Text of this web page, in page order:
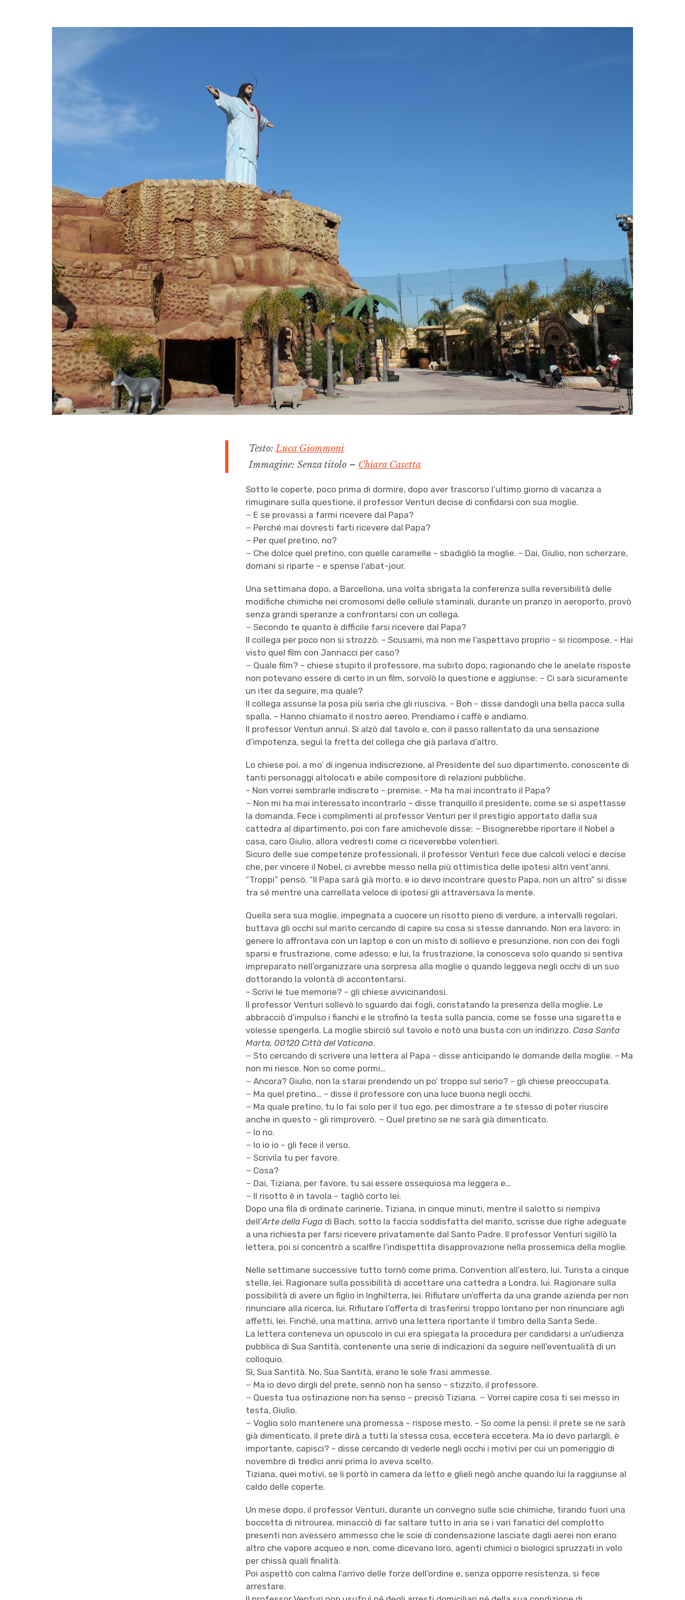
Testo:Luca Giommoni
Immagine: Senza titolo – Chiara Casetta
Sotto le coperte, poco prima di dormire, dopo aver trascorso l’ultimo giorno di vacanza a
rimuginare sulla questione, il professor Venturi decise di confidarsi con sua moglie.
− E se provassi a farmi ricevere dal Papa?
− Perché mai dovresti farti ricevere dal Papa?
− Per quel pretino, no?
− Che dolce quel pretino, con quelle caramelle – sbadigliò la moglie. – Dai, Giulio, non scherzare,
domani si riparte – e spense l’abat-jour.
Una settimana dopo, a Barcellona, una volta sbrigata la conferenza sulla reversibilità delle
modifiche chimiche nei cromosomi delle cellule staminali, durante un pranzo in aeroporto, provò
senza grandi speranze a confrontarsi con un collega.
− Secondo te quanto è difficile farsi ricevere dal Papa?
Il collega per poco non si strozzò. – Scusami, ma non me l’aspettavo proprio – si ricompose. – Hai
visto quel film con Jannacci per caso?
− Quale film? – chiese stupito il professore, ma subito dopo, ragionando che le anelate risposte
non potevano essere di certo in un film, sorvolò la questione e aggiunse: − Ci sarà sicuramente
un iter da seguire, ma quale?
Il collega assunse la posa più seria che gli riusciva. – Boh – disse dandogli una bella pacca sulla
spalla. – Hanno chiamato il nostro aereo. Prendiamo i caffè e andiamo.
Il professor Venturi annuì. Si alzò dal tavolo e, con il passo rallentato da una sensazione
d’impotenza, seguì la fretta del collega che già parlava d’altro.
Lo chiese poi, a mo’ di ingenua indiscrezione, al Presidente del suo dipartimento, conoscente di
tanti personaggi altolocati e abile compositore di relazioni pubbliche.
– Non vorrei sembrarle indiscreto – premise. – Ma ha mai incontrato il Papa?
− Non mi ha mai interessato incontrarlo – disse tranquillo il presidente, come se si aspettasse
la domanda. Fece i complimenti al professor Venturi per il prestigio apportato dalla sua
cattedra al dipartimento, poi con fare amichevole disse: − Bisognerebbe riportare il Nobel a
casa, caro Giulio, allora vedresti come ci riceverebbe volentieri.
Sicuro delle sue competenze professionali, il professor Venturi fece due calcoli veloci e decise
che, per vincere il Nobel, ci avrebbe messo nella più ottimistica delle ipotesi altri vent’anni.
“Troppi” pensò. “Il Papa sarà già morto, e io devo incontrare questo Papa, non un altro” si disse
tra sé mentre una carrellata veloce di ipotesi gli attraversava la mente.
Quella sera sua moglie, impegnata a cuocere un risotto pieno di verdure, a intervalli regolari,
buttava gli occhi sul marito cercando di capire su cosa si stesse dannando. Non era lavoro: in
genere lo affrontava con un laptop e con un misto di sollievo e presunzione, non con dei fogli
sparsi e frustrazione, come adesso; e lui, la frustrazione, la conosceva solo quando si sentiva
impreparato nell’organizzare una sorpresa alla moglie o quando leggeva negli occhi di un suo
dottorando la volontà di accontentarsi.
– Scrivi le tue memorie? – gli chiese avvicinandosi.
Il professor Venturi sollevò lo sguardo dai fogli, constatando la presenza della moglie. Le
abbracciò d’impulso i fianchi e le strofinò la testa sulla pancia, come se fosse una sigaretta e
volesse spengerla. La moglie sbirciò sul tavolo e notò una busta con un indirizzo.Casa Santa
Marta, 00120 Città del Vaticano.
− Sto cercando di scrivere una lettera al Papa – disse anticipando le domande della moglie. – Ma
non mi riesce. Non so come pormi…
− Ancora? Giulio, non la starai prendendo un po’ troppo sul serio? – gli chiese preoccupata.
− Ma quel pretino… – disse il professore con una luce buona negli occhi.
− Ma quale pretino, tu lo fai solo per il tuo ego, per dimostrare a te stesso di poter riuscire
anche in questo – gli rimproverò. − Quel pretino se ne sarà già dimenticato.
− Io no.
− Io io io – gli fece il verso.
− Scrivila tu per favore.
− Cosa?
− Dai, Tiziana, per favore, tu sai essere ossequiosa ma leggera e…
− Il risotto è in tavola – tagliò corto lei.
Dopo una fila di ordinate carinerie, Tiziana, in cinque minuti, mentre il salotto si riempiva
dell’Arte della Fuga di Bach, sotto la faccia soddisfatta del marito, scrisse due righe adeguate
a una richiesta per farsi ricevere privatamente dal Santo Padre. Il professor Venturi sigillò la
lettera, poi si concentrò a scalfire l’indispettita disapprovazione nella prossemica della moglie.
Nelle settimane successive tutto tornò come prima. Convention all’estero, lui. Turista a cinque
stelle, lei. Ragionare sulla possibilità di accettare una cattedra a Londra, lui. Ragionare sulla
possibilità di avere un figlio in Inghilterra, lei. Rifiutare un’offerta da una grande azienda per non
rinunciare alla ricerca, lui. Rifiutare l’offerta di trasferirsi troppo lontano per non rinunciare agli
affetti, lei. Finché, una mattina, arrivò una lettera riportante il timbro della Santa Sede.
La lettera conteneva un opuscolo in cui era spiegata la procedura per candidarsi a un’udienza
pubblica di Sua Santità, contenente una serie di indicazioni da seguire nell’eventualità di un
colloquio.
Sì, Sua Santità. No, Sua Santità, erano le sole frasi ammesse.
− Ma io devo dirgli del prete, sennò non ha senso – stizzito, il professore.
− Questa tua ostinazione non ha senso – precisò Tiziana. − Vorrei capire cosa ti sei messo in
testa, Giulio.
− Voglio solo mantenere una promessa – rispose mesto. – So come la pensi: il prete se ne sarà
già dimenticato, il prete dirà a tutti la stessa cosa, eccetera eccetera. Ma io devo parlargli, è
importante, capisci? – disse cercando di vederle negli occhi i motivi per cui un pomeriggio di
novembre di tredici anni prima lo aveva scelto.
Tiziana, quei motivi, se li portò in camera da letto e glieli negò anche quando lui la raggiunse al
caldo delle coperte.
Un mese dopo, il professor Venturi, durante un convegno sulle scie chimiche, tirando fuori una
boccetta di nitrourea, minacciò di far saltare tutto in aria se i vari fanatici del complotto
presenti non avessero ammesso che le scie di condensazione lasciate dagli aerei non erano
altro che vapore acqueo e non, come dicevano loro, agenti chimici o biologici spruzzati in volo
per chissà quali finalità.
Poi aspettò con calma l’arrivo delle forze dell’ordine e, senza opporre resistenza, si fece
arrestare.